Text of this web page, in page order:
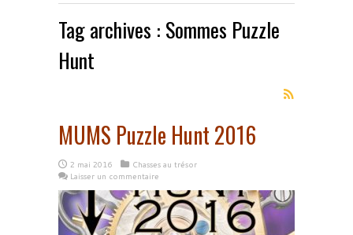
Tag archives : Sommes Puzzle
Hunt
MUMS Puzzle Hunt 2016
2 mai 2016
Chasses au trésor
Laisser un commentaire